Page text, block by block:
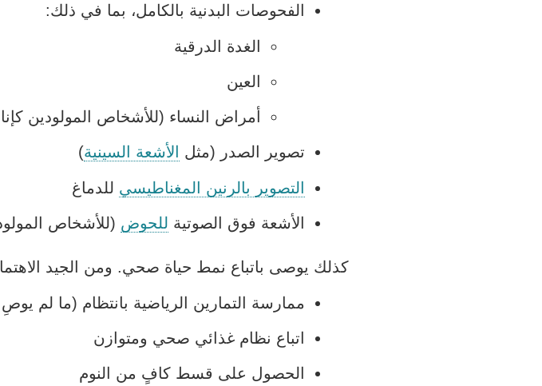
الفحوصات البدنية بالكامل، بما في ذلك:
الغدة الدرقية
العين
أمراض النساء (للأشخاص المولودين
تصوير الصدر (مثل الأشعة السينيةيفتح
الرابط
نافذة
جديدة
)
التصوير بالرنين المغناطيسي يفتح
الرابط
نافذة
جديدة
للدماغ
الأشعة فوق الصوتية للحوض يفتح
في
نافذة
جديدة
(للأشخاص
كذلك يوصى باتباع نمط حياة صحي. ومن الجيد
ممارسة التمارين الرياضية بانتظام (ما لم
اتباع نظام غذائي صحي ومتوازن
الحصول على قسط كافٍ من النوم